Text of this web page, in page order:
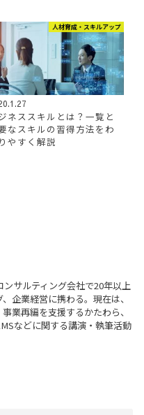
人材育成・スキルアップ
ネススキルとは？一覧と
なスキルの習得方法をわ
やすく解説
サルティング会社で20年以上
企業経営に携わる。現在は、
業再編を支援するかたわら、
などに関する講演・執筆活動